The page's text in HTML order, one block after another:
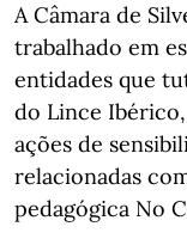
A Câmara de
trabalhado em
entidades que
do Lince
ações de
relacionadas
pedagógica No